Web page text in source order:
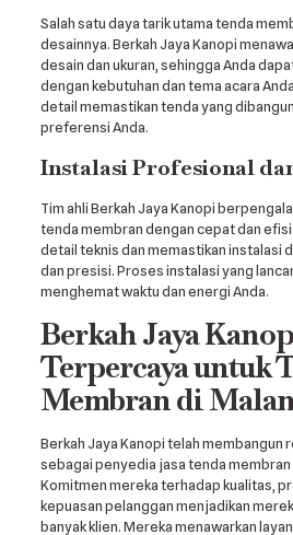
Salah satu daya tarik utama tenda
desainnya. Berkah Jaya Kanopi
desain dan ukuran, sehingga Anda
dengan kebutuhan dan tema acara
detail memastikan tenda yang
preferensi Anda.
Instalasi Profesional
Tim ahli Berkah Jaya Kanopi
tenda membran dengan cepat dan
detail teknis dan memastikan instalasi
dan presisi. Proses instalasi yang
menghemat waktu dan energi Anda.
Berkah Jaya
Terpercaya untuk
Membran di
Berkah Jaya Kanopi telah membangun
sebagai penyedia jasa tenda
Komitmen mereka terhadap kualitas,
kepuasan pelanggan menjadikan
banyak klien. Mereka menawarkan